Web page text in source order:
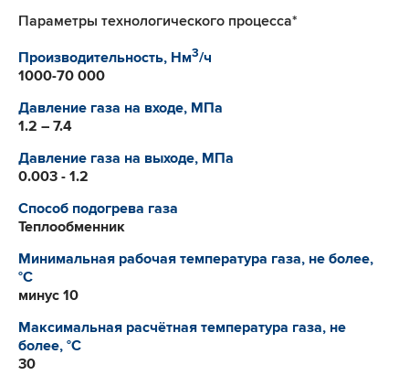
Параметры технологического процесса*
Производительность, Нм3/ч
1000-70 000
Давление газа на входе, МПа
1.2 – 7.4
Давление газа на выходе, МПа
0.003 - 1.2
Способ подогрева газа
Теплообменник
Минимальная рабочая температура газа, не более,
°C
минус 10
Максимальная расчётная температура газа, не
более, °C
30